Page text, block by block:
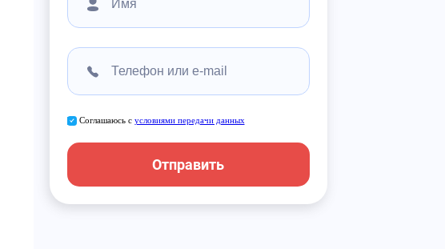
Соглашаюсь с условиями передачи данных
Отправить